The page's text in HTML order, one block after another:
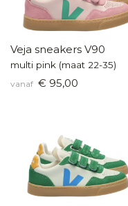
Veja sneakers V90
multi pink (maat 22-35)
vanaf € 95,00